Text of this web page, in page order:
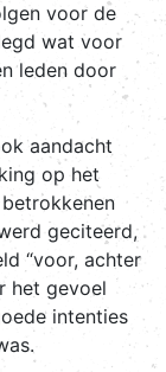
voor de
wat voor
leden door
aandacht
op het
geciteerd,
“voor, achter
het gevoel
intenties